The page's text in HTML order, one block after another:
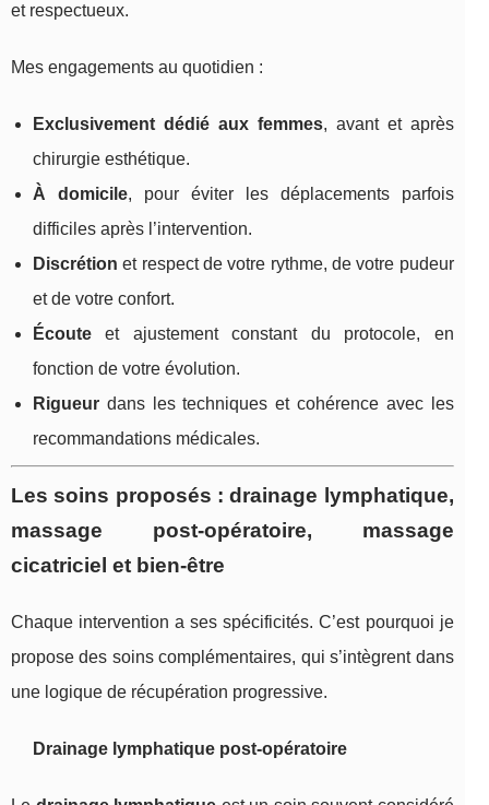
et respectueux.
Mes engagements au quotidien :
Exclusivement dédié aux femmes, avant et après
chirurgie esthétique.
À domicile, pour éviter les déplacements parfois
difficiles après l’intervention.
Discrétion et respect de votre rythme, de votre pudeur
et de votre confort.
Écoute et ajustement constant du protocole, en
fonction de votre évolution.
Rigueur dans les techniques et cohérence avec les
recommandations médicales.
Les soins proposés : drainage lymphatique,
massage post-opératoire, massage
cicatriciel et bien-être
Chaque intervention a ses spécificités. C’est pourquoi je
propose des soins complémentaires, qui s’intègrent dans
une logique de récupération progressive.
Drainage lymphatique post-opératoire